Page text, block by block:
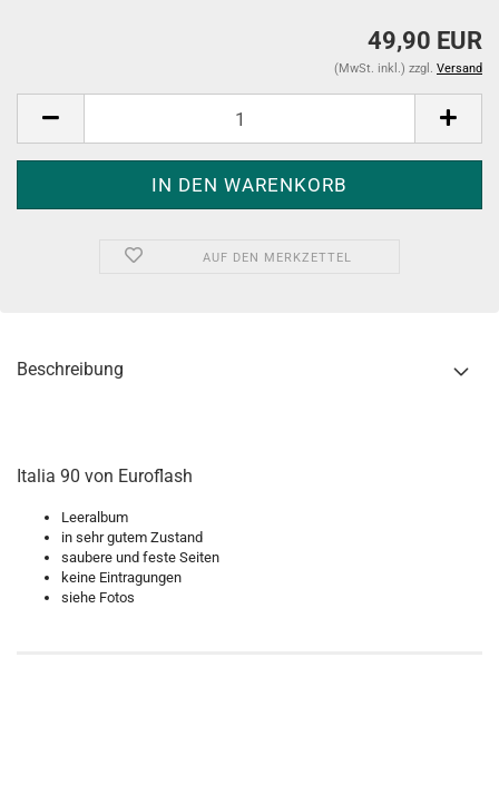
49,90 EUR
(MwSt. inkl.) zzgl. Versand
AUF DEN MERKZETTEL
Beschreibung
Italia 90 von Euroflash
Leeralbum
in sehr gutem Zustand
saubere und feste Seiten
keine Eintragungen
siehe Fotos